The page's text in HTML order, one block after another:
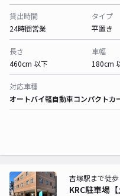
貸出時間
24時間営業
タイプ
平置き
長さ
460cm 以下
車幅
180cm
対応車種
オートバイ軽自動車コンパクトカ
KRC駐車場【
吉塚駅まで徒